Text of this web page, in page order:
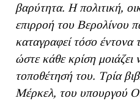
βαρύτητα. Η πολιτική,
επιρροή του Βερολίνου
καταγραφεί τόσο έντονα
ώστε κάθε κρίση μοιάζει
τοποθέτησή του. Τρία
Μέρκελ, του υπουργού